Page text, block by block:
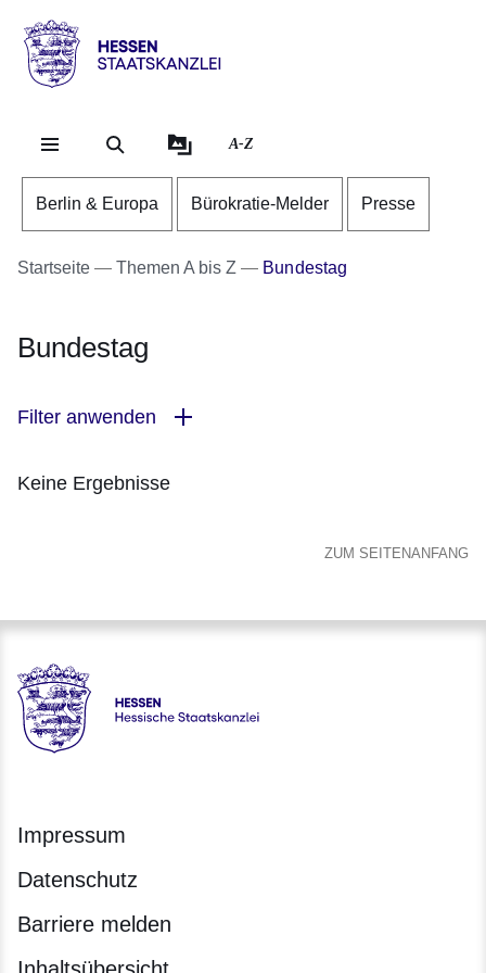
Hessen
Staatskanzlei
A-Z
Berlin & Europa Bürokratie-Melder Presse
Startseite Themen A bis Z Bundestag
Bundestag
Filter anwenden
Keine Ergebnisse
ZUM SEITENANFANG
Hessen - Hessische Staatskanzlei
Impressum
Datenschutz
Barriere melden